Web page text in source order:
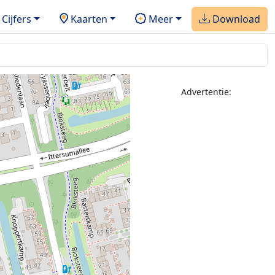
Cijfers Kaarten Meer Download
Advertentie: